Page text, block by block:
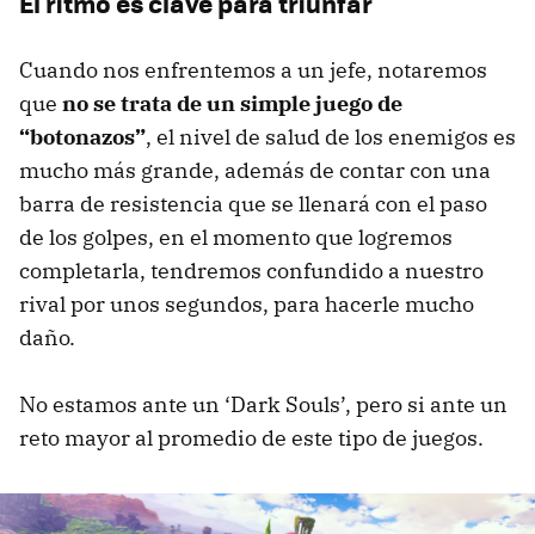
Cuando nos enfrentemos a un jefe, notaremos
que no se trata de un simple juego de
“botonazos”, el nivel de salud de los enemigos es
mucho más grande, además de contar con una
barra de resistencia que se llenará con el paso
de los golpes, en el momento que logremos
completarla, tendremos confundido a nuestro
rival por unos segundos, para hacerle mucho
daño.
No estamos ante un ‘Dark Souls’, pero si ante un
reto mayor al promedio de este tipo de juegos.